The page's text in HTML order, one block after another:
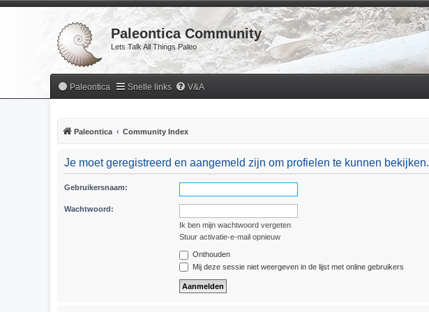
Paleontica Community
Lets Talk All Things Paleo
Paleontica Snelle links V&A
Paleontica Community Index
Je moet geregistreerd en aangemeld zijn om profielen te kunnen bekijken.
Gebruikersnaam:
Wachtwoord:
Ik ben mijn wachtwoord vergeten
Stuur activatie-e-mail opnieuw
Onthouden
Mij deze sessie niet weergeven in de lijst met online gebruikers